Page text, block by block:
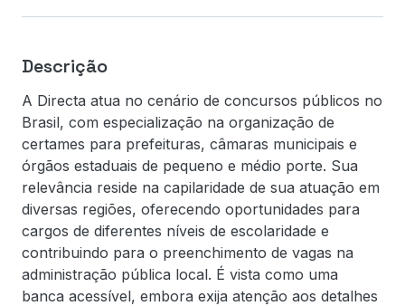
Descrição
A Directa atua no cenário de concursos públicos no
Brasil, com especialização na organização de
certames para prefeituras, câmaras municipais e
órgãos estaduais de pequeno e médio porte. Sua
relevância reside na capilaridade de sua atuação em
diversas regiões, oferecendo oportunidades para
cargos de diferentes níveis de escolaridade e
contribuindo para o preenchimento de vagas na
administração pública local. É vista como uma
banca acessível, embora exija atenção aos detalhes